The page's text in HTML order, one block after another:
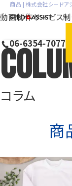
商品 | 株式会社シードア
動画制作サービス
06-6354-7077
コラム
商